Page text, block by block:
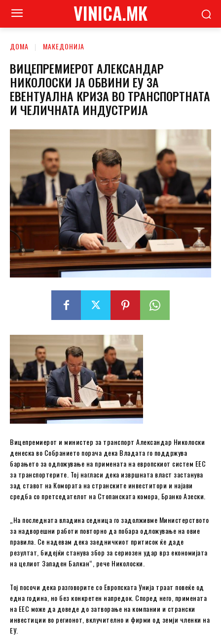
VINICA.MK
ДОМА МАКЕДОНИЈА
ВИЦЕПРЕМИЕРОТ АЛЕКСАНДАР
НИКОЛОСКИ ЈА ОБВИНИ ЕУ ЗА
ЕВЕНТУАЛНА КРИЗА ВО ТРАНСПОРТНАТА
И ЧЕЛИЧНАТА ИНДУСТРИЈА
Вицепремиерот и министер за транспорт Александар Николоски
денеска во Собранието порача дека Владата го поддржува
барањето за одложување на примената на европскиот систем ЕЕС
за транспортерите. Тој нагласи дека извршната власт застанува
зад ставот на Комората на странските инвеститори и најави
средба со претседателот на Стопанската комора, Бранко Азески.
„На последната владина седница го задолживме Министерството
за надворешни работи повторно да побара одложување на овие
правила. Се надевам дека заедничкиот притисок ќе даде
резултат, бидејќи станува збор за сериозен удар врз економијата
на целиот Западен Балкан“, рече Николоски.
Тој посочи дека разговорите со Европската Унија траат повеќе од
една година, но без конкретен напредок. Според него, примената
на ЕЕС може да доведе до затворање на компании и странски
инвестиции во регионот, вклучително и фирми од земји членки на
ЕУ.